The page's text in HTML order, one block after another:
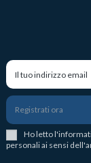
Registrati ora
Ho letto l'
personali ai sensi